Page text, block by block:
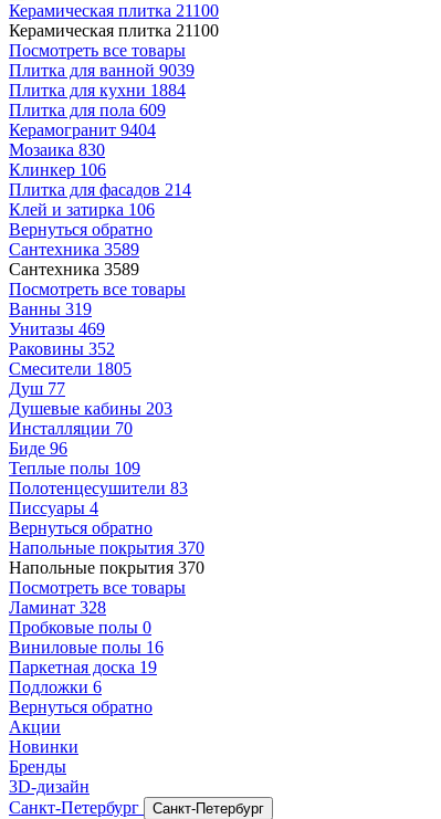
Керамическая плитка 21100
Керамическая плитка 21100
Посмотреть все товары
Плитка для ванной 9039
Плитка для кухни 1884
Плитка для пола 609
Керамогранит 9404
Мозаика 830
Клинкер 106
Плитка для фасадов 214
Клей и затирка 106
Вернуться обратно
Сантехника 3589
Сантехника 3589
Посмотреть все товары
Ванны 319
Унитазы 469
Раковины 352
Смесители 1805
Душ 77
Душевые кабины 203
Инсталляции 70
Биде 96
Теплые полы 109
Полотенцесушители 83
Писсуары 4
Вернуться обратно
Напольные покрытия 370
Напольные покрытия 370
Посмотреть все товары
Ламинат 328
Пробковые полы 0
Виниловые полы 16
Паркетная доска 19
Подложки 6
Вернуться обратно
Акции
Новинки
Бренды
3D-дизайн
Санкт-Петербург
Санкт-Петербург